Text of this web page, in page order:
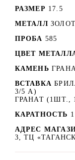
РАЗМЕР 17.5
МЕТАЛЛ
ПРОБА 585
ЦВЕТ
КАМЕНЬ
ВСТАВКА
3/5 А)
ГРАНАТ (1ШТ.,
КАРАТНОСТЬ 1
АДРЕС
3, ТЦ